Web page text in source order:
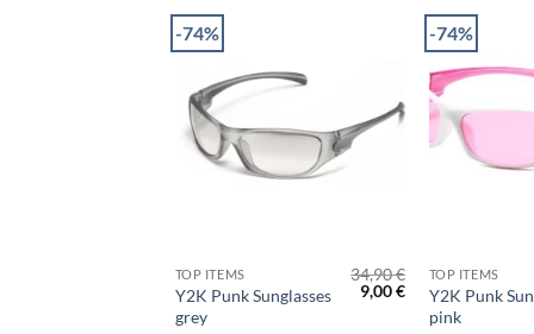
-74%
TOP ITEMS
Y2K Punk Sunglasses
grey
34,90€
Original
price
9,00€Η
τρέχουσα
τιμή
-74%
TOP ITEMS
Y2K Punk
pink